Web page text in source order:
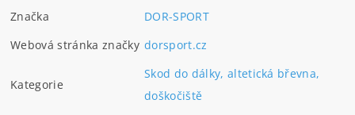
Značka
DOR-SPORT
Webová stránka značky dorsport.cz
Kategorie
Skod do dálky, altetická břevna,
doškočiště